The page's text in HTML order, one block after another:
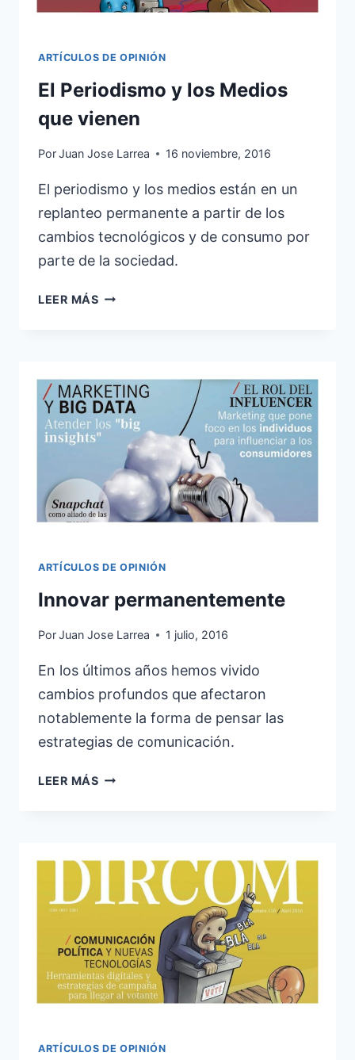
ARTÍCULOS DE OPINIÓN
El Periodismo y los Medios
que vienen
PorJuan Jose Larrea 16 noviembre, 2016
El periodismo y los medios están en un
replanteo permanente a partir de los
cambios tecnológicos y de consumo por
parte de la sociedad.
LEER MÁSEL
QUE
VIENEN
ARTÍCULOS DE OPINIÓN
Innovar permanentemente
PorJuan Jose Larrea 1 julio, 2016
En los últimos años hemos vivido
cambios profundos que afectaron
notablemente la forma de pensar las
estrategias de comunicación.
LEER MÁSINNOVAR
ARTÍCULOS DE OPINIÓN